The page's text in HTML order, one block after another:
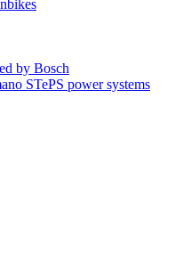
by Bosch
STePS power systems